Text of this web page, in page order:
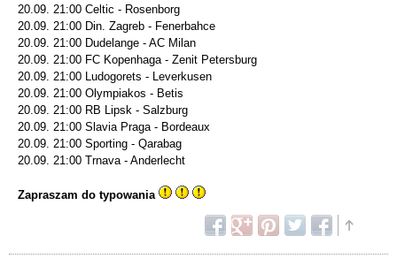
20.09. 21:00 Celtic - Rosenborg
20.09. 21:00 Din. Zagreb - Fenerbahce
20.09. 21:00 Dudelange - AC Milan
20.09. 21:00 FC Kopenhaga - Zenit Petersburg
20.09. 21:00 Ludogorets - Leverkusen
20.09. 21:00 Olympiakos - Betis
20.09. 21:00 RB Lipsk - Salzburg
20.09. 21:00 Slavia Praga - Bordeaux
20.09. 21:00 Sporting - Qarabag
20.09. 21:00 Trnava - Anderlecht
Zapraszam do typowania